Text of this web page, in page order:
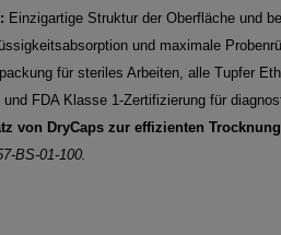
Einzigartige Struktur der Oberfläche und
und maximale
für steriles Arbeiten, alle Tupfer
FDA Klasse 1-Zertifizierung für
von DryCaps zur effizienten
BS-01-100.